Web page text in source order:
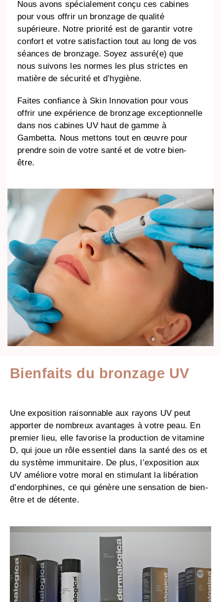
Nous avons spécialement conçu ces cabines
pour vous offrir un bronzage de qualité
supérieure. Notre priorité est de garantir votre
confort et votre satisfaction tout au long de vos
séances de bronzage. Soyez assuré(e) que
nous suivons les normes les plus strictes en
matière de sécurité et d’hygiène.
Faites confiance à Skin Innovation pour vous
offrir une expérience de bronzage exceptionnelle
dans nos cabines UV haut de gamme à
Gambetta. Nous mettons tout en œuvre pour
prendre soin de votre santé et de votre bien-
être.
Bienfaits du bronzage UV
Une exposition raisonnable aux rayons UV peut
apporter de nombreux avantages à votre peau. En
premier lieu, elle favorise la production de vitamine
D, qui joue un rôle essentiel dans la santé des os et
du système immunitaire. De plus, l’exposition aux
UV améliore votre moral en stimulant la libération
d’endorphines, ce qui génère une sensation de bien-
être et de détente.